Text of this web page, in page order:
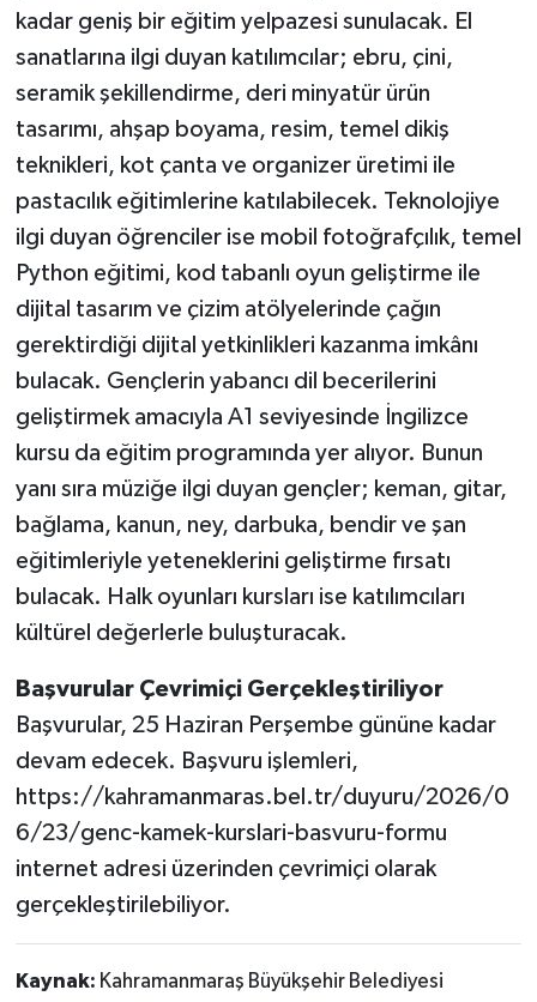
kadar geniş bir eğitim yelpazesi sunulacak. El
sanatlarına ilgi duyan katılımcılar; ebru, çini,
seramik şekillendirme, deri minyatür ürün
tasarımı, ahşap boyama, resim, temel dikiş
teknikleri, kot çanta ve organizer üretimi ile
pastacılık eğitimlerine katılabilecek. Teknolojiye
ilgi duyan öğrenciler ise mobil fotoğrafçılık, temel
Python eğitimi, kod tabanlı oyun geliştirme ile
dijital tasarım ve çizim atölyelerinde çağın
gerektirdiği dijital yetkinlikleri kazanma imkânı
bulacak. Gençlerin yabancı dil becerilerini
geliştirmek amacıyla A1 seviyesinde İngilizce
kursu da eğitim programında yer alıyor. Bunun
yanı sıra müziğe ilgi duyan gençler; keman, gitar,
bağlama, kanun, ney, darbuka, bendir ve şan
eğitimleriyle yeteneklerini geliştirme fırsatı
bulacak. Halk oyunları kursları ise katılımcıları
kültürel değerlerle buluşturacak.
Başvurular Çevrimiçi Gerçekleştiriliyor
Başvurular, 25 Haziran Perşembe gününe kadar
devam edecek. Başvuru işlemleri,
https://kahramanmaras.bel.tr/duyuru/2026/0
6/23/genc-kamek-kurslari-basvuru-formu
internet adresi üzerinden çevrimiçi olarak
gerçekleştirilebiliyor.
Kaynak: Kahramanmaraş Büyükşehir Belediyesi